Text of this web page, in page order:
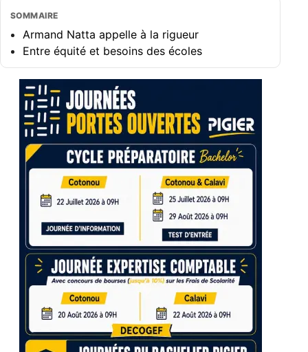
SOMMAIRE
Armand Natta appelle à la rigueur
Entre équité et besoins des écoles